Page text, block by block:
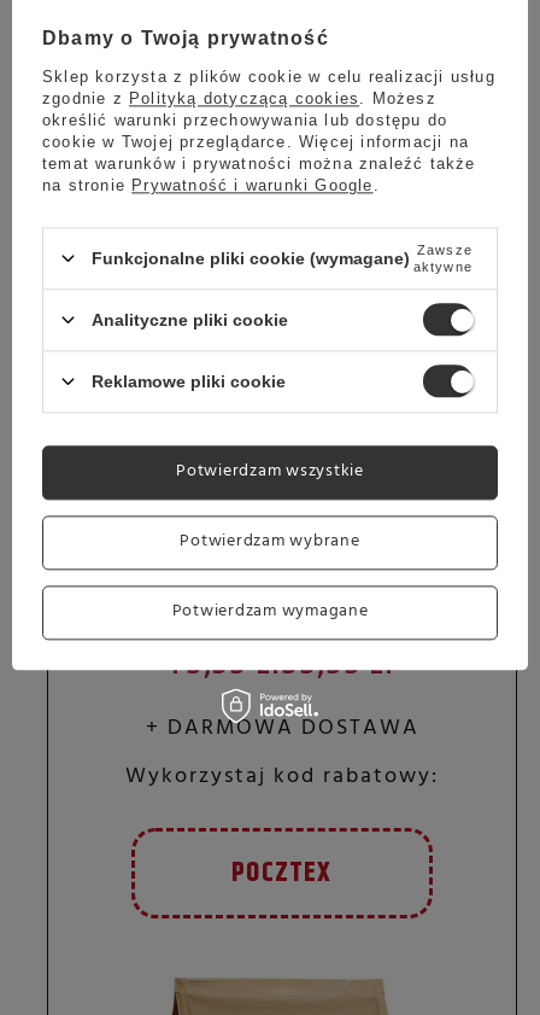
Kup Teraz >>
Kawa ziarnista MK Cafe Fresh Espresso
1kg
79,99 zł99,99 zł
+ DARMOWA DOSTAWA
Wykorzystaj kod rabatowy:
POCZTEX
Dbamy o Twoją prywatność
Sklep korzysta z plików cookie w celu realizacji usług
zgodnie z Polityką dotyczącą cookies
. Możesz
określić warunki przechowywania lub dostępu do
cookie w Twojej przeglądarce. Więcej informacji na
temat warunków i prywatności można znaleźć także
na stronie Prywatność i warunki Google
Funkcjonalne pliki cookie (wymagane) Zawsze
aktywne
Analityczne pliki cookie
Reklamowe pliki cookie
Potwierdzam wybrane
Potwierdzam wymagane
Potwierdzam wszystkie